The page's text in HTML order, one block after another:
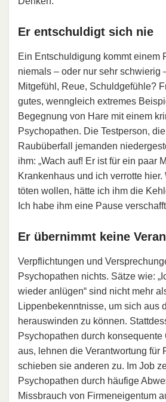
Er entschuldigt sich nie
Ein Entschuldigung kommt einem
niemals – oder nur sehr schwierig
Mitgefühl, Reue, Schuldgefühle?
gutes, wenngleich extremes
Begegnung von Hare mit einem
Psychopathen. Die Testperson,
Raubüberfall jemanden
ihm: „Wach auf! Er ist für ein paar
Krankenhaus und ich verrotte
töten wollen, hätte ich ihm die
Ich habe ihm eine Pause
Er übernimmt keine
Verpflichtungen und
Psychopathen nichts. Sätze wie:
wieder anlügen“ sind nicht mehr
Lippenbekenntnisse, um sich aus
herauswinden zu können.
Psychopathen durch
aus, lehnen die Verantwortung für
schieben sie anderen zu. Im Job
Psychopathen durch häufige
Missbrauch von Firmeneigentum